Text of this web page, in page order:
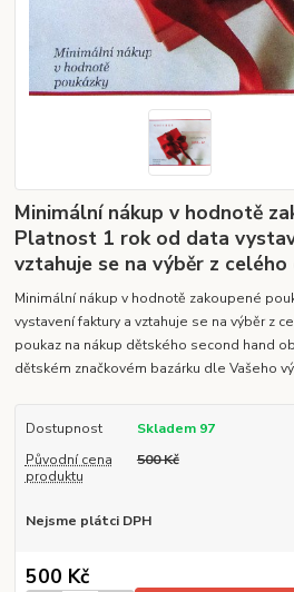
Minimální nákup v hodnotě
Platnost 1 rok od data
vztahuje se na výběr z celého
Minimální nákup v hodnotě zakoupené
vystavení faktury a vztahuje se na výběr z
poukaz na nákup dětského second hand
dětském značkovém bazárku dle Vašeho
Dostupnost
Skladem 97
Původní cena
produktu
500 Kč
Nejsme plátci DPH
500 Kč